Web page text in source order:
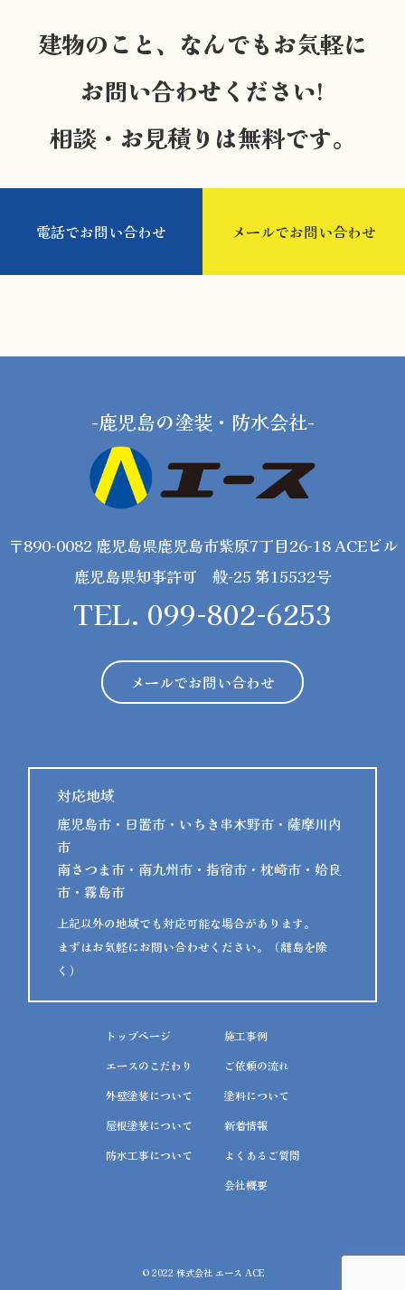
建物のこと、なんでもお気軽に
お問い合わせください!
相談・お見積りは無料です。
電話でお問い合わせ メールでお問い合わせ
-鹿児島の塗装・防水会社-
〒890-0082 鹿児島県鹿児島市紫原7丁目26-18 ACEビル
鹿児島県知事許可 般-25 第15532号
TEL. 099-802-6253
メールでお問い合わせ
対応地域
鹿児島市・日置市・いちき串木野市・薩摩川内
市
南さつま市・南九州市・指宿市・枕崎市・姶良
市・霧島市
上記以外の地域でも対応可能な場合があります。
まずはお気軽にお問い合わせください。（離島を除
く）
トップページ
エースのこだわり
外壁塗装について
屋根塗装について
防水工事について
施工事例
ご依頼の流れ
塗料について
新着情報
よくあるご質問
会社概要
© 2022 株式会社 エース ACE